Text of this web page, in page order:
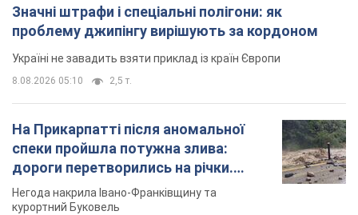
Значні штрафи і спеціальні полігони: як
проблему джипінгу вирішують за кордоном
Україні не завадить взяти приклад із країн Європи
8.08.2026 05:10 2,5 т.
На Прикарпатті після аномальної
спеки пройшла потужна злива:
дороги перетворились на річки.
Відео
Негода накрила Івано-Франківщину та
курортний Буковель